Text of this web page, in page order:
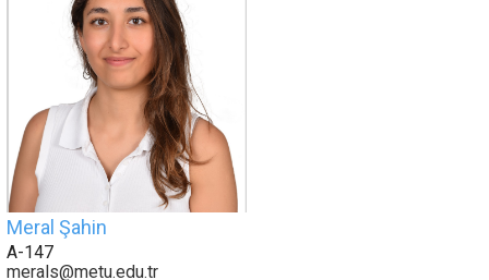
Meral Şahin
A-147
merals@metu.edu.tr